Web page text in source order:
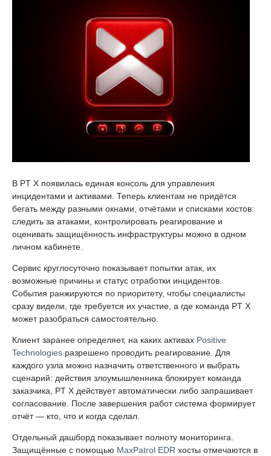
В PT X появилась единая консоль для управления
инцидентами и активами. Теперь клиентам не придётся
бегать между разными окнами, отчётами и списками хостов:
следить за атаками, контролировать реагирование и
оценивать защищённость инфраструктуры можно в одном
личном кабинете.
Сервис круглосуточно показывает попытки атак, их
возможные причины и статус отработки инцидентов.
События ранжируются по приоритету, чтобы специалисты
сразу видели, где требуется их участие, а где команда PT X
может разобраться самостоятельно.
Клиент заранее определяет, на каких активах Positive
Technologies разрешено проводить реагирование. Для
каждого узла можно назначить ответственного и выбрать
сценарий: действия злоумышленника блокирует команда
заказчика, PT X действует автоматически либо запрашивает
согласование. После завершения работ система формирует
отчёт — кто, что и когда сделал.
Отдельный дашборд показывает полноту мониторинга.
Защищённые с помощью MaxPatrol EDR хосты отмечаются в